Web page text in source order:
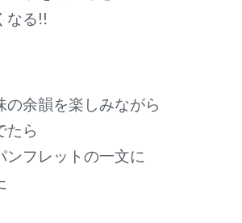
なる!!
の余韻を楽しみながら
たら
ンフレットの一文に